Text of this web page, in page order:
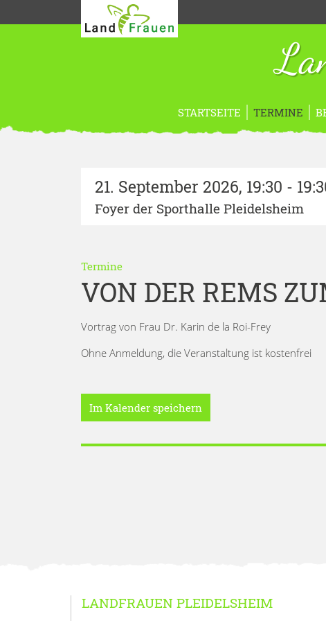
STARTSEITE TERMINE
21. September 2026, 19:30 -
Foyer der Sporthalle Pleidelsheim
Termine
VON DER REMS
Vortrag von Frau Dr. Karin de la Roi-Frey
Ohne Anmeldung, die Veranstaltung ist kostenfrei
Im Kalender speichern
LANDFRAUEN PLEIDELSHEIM